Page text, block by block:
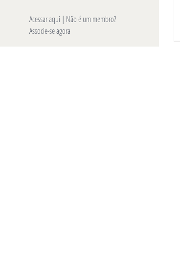
Acessar aqui | Não é um membro?
Associe-se agora